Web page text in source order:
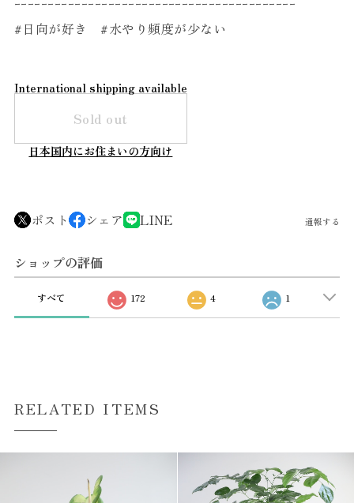
#日向が好き #水やり頻度が少ない
International shipping available
Sold out
日本国内にお住まいの方向け
ポスト シェア LINE 通報する
ショップの評価
すべて 172 4 1
RELATED ITEMS